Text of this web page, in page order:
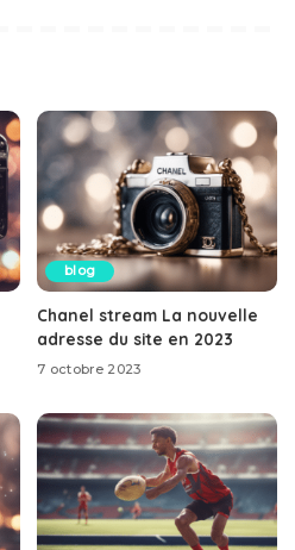
blog
Chanel stream La nouvelle
adresse du site en 2023
7 octobre 2023